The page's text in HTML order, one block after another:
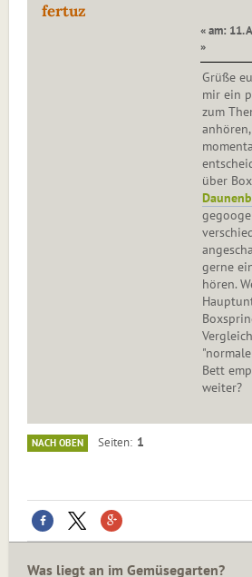
fertuz
« am: 11.
»
Grüße
mir ein
zum
über
gerne
hören.
Bett
weiter?
NACH OBEN Seiten 1
Was liegt an im Gemüsegarten?